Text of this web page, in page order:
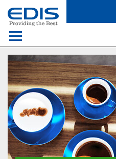
Menü
Domain names
Hosting
News
about EDIS